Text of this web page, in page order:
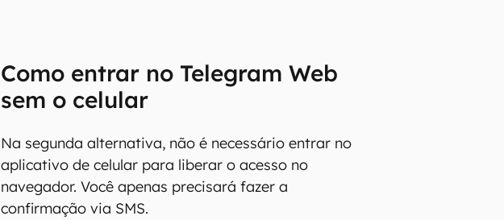
Como entrar no Telegram Web
sem o celular
Na segunda alternativa, não é necessário entrar no
aplicativo de celular para liberar o acesso no
navegador. Você apenas precisará fazer a
confirmação via SMS.